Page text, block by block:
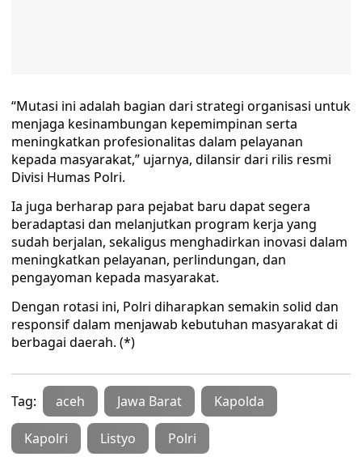
“Mutasi ini adalah bagian dari strategi organisasi untuk
menjaga kesinambungan kepemimpinan serta
meningkatkan profesionalitas dalam pelayanan
kepada masyarakat,” ujarnya, dilansir dari rilis resmi
Divisi Humas Polri.
Ia juga berharap para pejabat baru dapat segera
beradaptasi dan melanjutkan program kerja yang
sudah berjalan, sekaligus menghadirkan inovasi dalam
meningkatkan pelayanan, perlindungan, dan
pengayoman kepada masyarakat.
Dengan rotasi ini, Polri diharapkan semakin solid dan
responsif dalam menjawab kebutuhan masyarakat di
berbagai daerah. (*)
Tag: aceh Jawa Barat Kapolda
Kapolri Listyo Polri